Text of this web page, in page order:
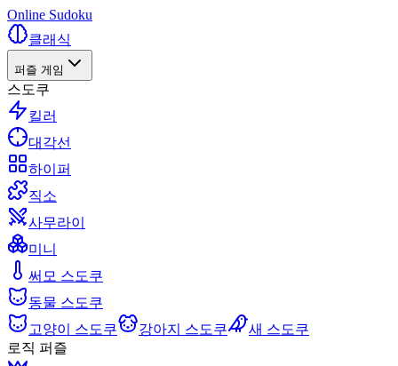
Online Sudoku
클래식
퍼즐 게임
스도쿠
킬러
대각선
하이퍼
직소
사무라이
미니
써모 스도쿠
동물 스도쿠
고양이 스도쿠
강아지 스도쿠
새 스도쿠
로직 퍼즐